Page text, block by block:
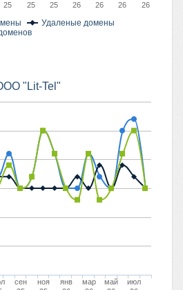
Удаленые домены
25
25
25
26
26
26
26
"Lit-Tel"
сен
ноя
янв
мар
май
июл